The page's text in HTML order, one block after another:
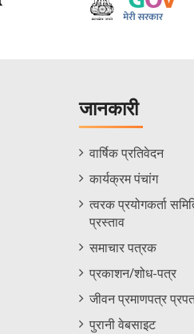
जानकारी
Informations
Menu
वार्षिक प्रतिवेदन
कार्यक्रम पंचांग
त्वरक प्रयोगकर्ता
प्रस्ताव
समाचार पत्रक
प्रकाशन/शोध-पत्र
जीवन प्रमाणपत्र
पुरानी वेबसाइट